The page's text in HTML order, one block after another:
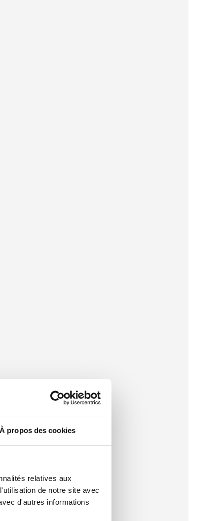
À propos des cookies
relatives aux
de notre site avec
d'autres informations